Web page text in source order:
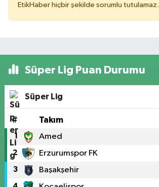
EtikHaber hiçbir şekilde sorumlu tutulamaz.
Süper Lig Puan Durumu
Süper Lig
# Takım
1 Amed
2 Erzurumspor FK
3 Başakşehir